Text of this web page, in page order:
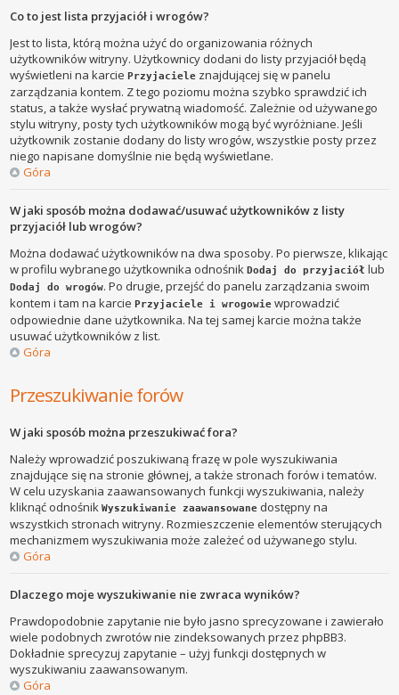
Co to jest lista przyjaciół i wrogów?
Jest to lista, którą można użyć do organizowania różnych
użytkowników witryny. Użytkownicy dodani do listy przyjaciół będą
wyświetleni na karciePrzyjaciele znajdującej się w panelu
zarządzania kontem. Z tego poziomu można szybko sprawdzić ich
status, a także wysłać prywatną wiadomość. Zależnie od używanego
stylu witryny, posty tych użytkowników mogą być wyróżniane. Jeśli
użytkownik zostanie dodany do listy wrogów, wszystkie posty przez
niego napisane domyślnie nie będą wyświetlane.
Góra
W jaki sposób można dodawać/usuwać użytkowników z listy
przyjaciół lub wrogów?
Można dodawać użytkowników na dwa sposoby. Po pierwsze, klikając
w profilu wybranego użytkownika odnośnikDodaj do przyjaciół lub
Dodaj do wrogów. Po drugie, przejść do panelu zarządzania swoim
kontem i tam na karciePrzyjaciele i wrogowie wprowadzić
odpowiednie dane użytkownika. Na tej samej karcie można także
usuwać użytkowników z list.
Góra
Przeszukiwanie forów
W jaki sposób można przeszukiwać fora?
Należy wprowadzić poszukiwaną frazę w pole wyszukiwania
znajdujące się na stronie głównej, a także stronach forów i tematów.
W celu uzyskania zaawansowanych funkcji wyszukiwania, należy
kliknąć odnośnikWyszukiwanie zaawansowane dostępny na
wszystkich stronach witryny. Rozmieszczenie elementów sterujących
mechanizmem wyszukiwania może zależeć od używanego stylu.
Góra
Dlaczego moje wyszukiwanie nie zwraca wyników?
Prawdopodobnie zapytanie nie było jasno sprecyzowane i zawierało
wiele podobnych zwrotów nie zindeksowanych przez phpBB3.
Dokładnie sprecyzuj zapytanie – użyj funkcji dostępnych w
wyszukiwaniu zaawansowanym.
Góra